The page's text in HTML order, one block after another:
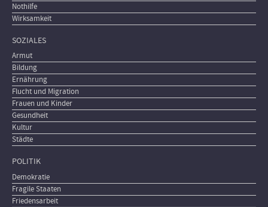
Nothilfe
Wirksamkeit
SOZIALES
Armut
Bildung
Ernährung
Flucht und Migration
Frauen und Kinder
Gesundheit
Kultur
Städte
POLITIK
Demokratie
Fragile Staaten
Friedensarbeit